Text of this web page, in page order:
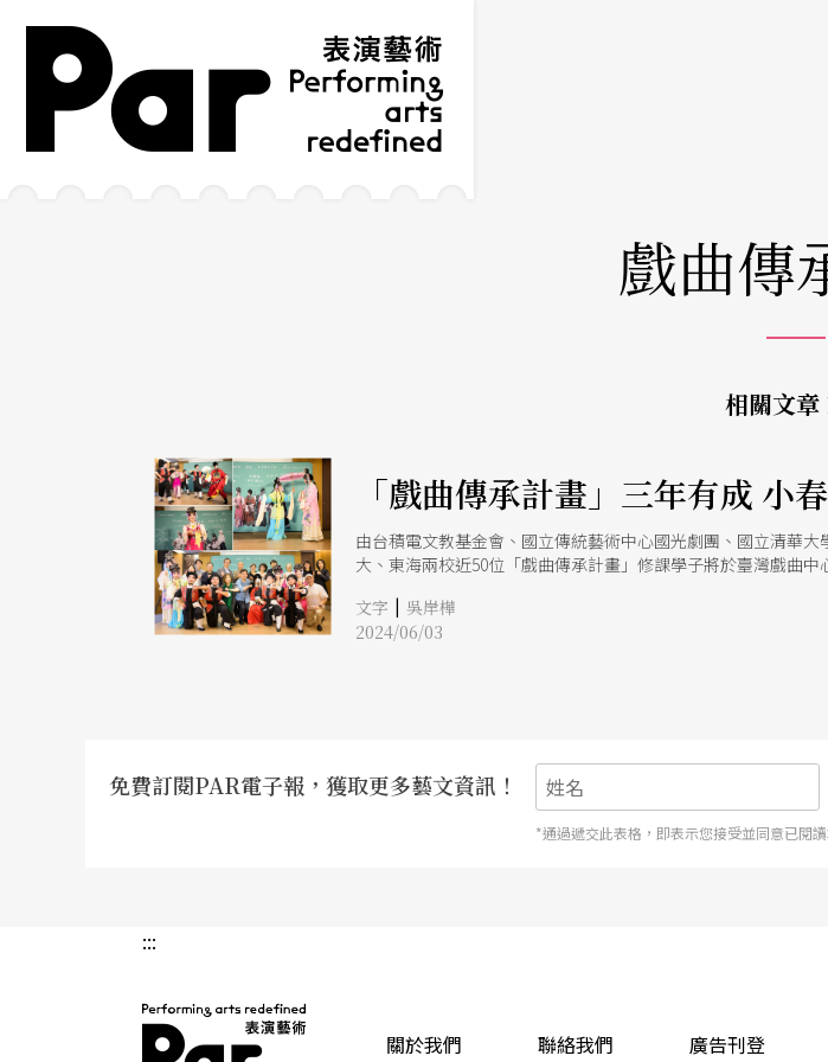
跳到主要內容區塊
網站導覽
戲曲傳
相關文章
「戲曲傳承計畫」三年有成 小
由台積電文教基金會、國立傳統藝術中心國光劇團、國立清華
大、東海兩校近50位「戲曲傳承計畫」修課學子將於臺灣戲曲
文字 | 吳岸樺
2024/06/03
免費訂閱PAR電子報，獲取更多藝文資訊！
*通過遞交此表格，即表示您接受並同意已閱
:::
關於我們 聯絡我們 廣告刊登